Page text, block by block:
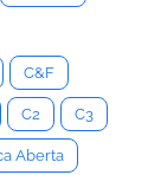
C&F
C2 C3
Aberta